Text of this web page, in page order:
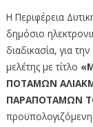
Η Περιφέρεια
δημόσιο
διαδικασία, για
μελέτης με τίτλο
ΠΟΤΑΜΩΝ
ΠΑΡΑΠΟΤΑΜΩΝ